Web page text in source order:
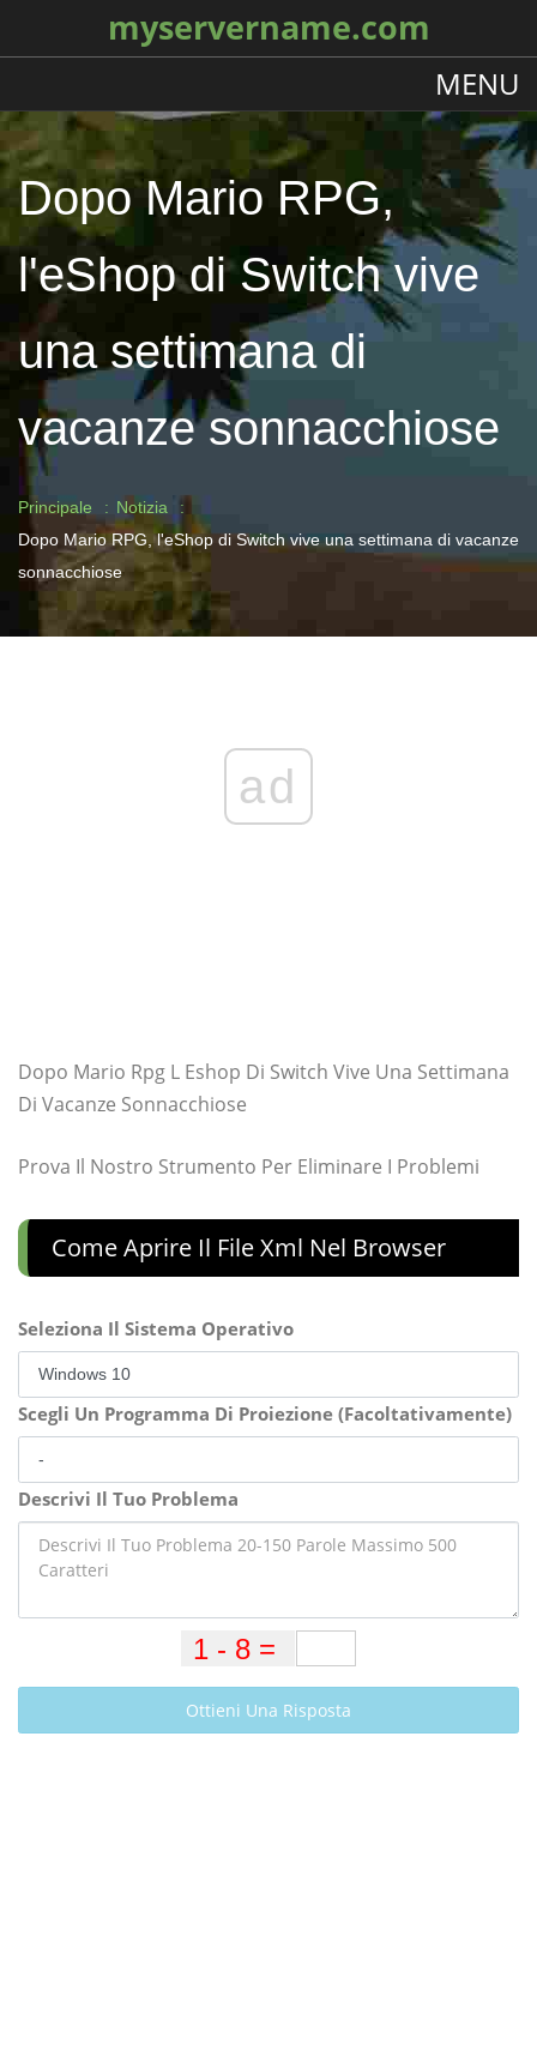
myservername.com
MENU
Dopo Mario RPG,
l'eShop di Switch vive
una settimana di
vacanze sonnacchiose
Principale
Notizia
Dopo Mario RPG, l'eShop di Switch vive una settimana di vacanze
sonnacchiose
ad
Dopo Mario Rpg L Eshop Di Switch Vive Una Settimana
Di Vacanze Sonnacchiose
Prova Il Nostro Strumento Per Eliminare I Problemi
Come Aprire Il File Xml Nel Browser
Seleziona Il Sistema Operativo
Scegli Un Programma Di Proiezione (Facoltativamente)
Descrivi Il Tuo Problema
Ottieni Una Risposta